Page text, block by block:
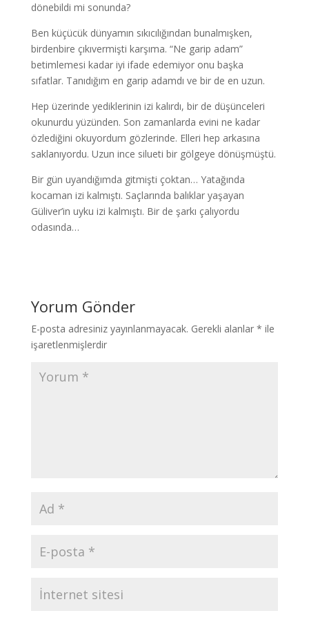
dönebildi mi sonunda?
Ben küçücük dünyamın sıkıcılığından bunalmışken,
birdenbire çıkıvermişti karşıma. “Ne garip adam”
betimlemesi kadar iyi ifade edemiyor onu başka
sıfatlar. Tanıdığım en garip adamdı ve bir de en uzun.
Hep üzerinde yediklerinin izi kalırdı, bir de düşünceleri
okunurdu yüzünden. Son zamanlarda evini ne kadar
özlediğini okuyordum gözlerinde. Elleri hep arkasına
saklanıyordu. Uzun ince silueti bir gölgeye dönüşmüştü.
Bir gün uyandığımda gitmişti çoktan… Yatağında
kocaman izi kalmıştı. Saçlarında balıklar yaşayan
Güliver’in uyku izi kalmıştı. Bir de şarkı çalıyordu
odasında…
Yorum Gönder
E-posta adresiniz yayınlanmayacak. Gerekli alanlar * ile
işaretlenmişlerdir